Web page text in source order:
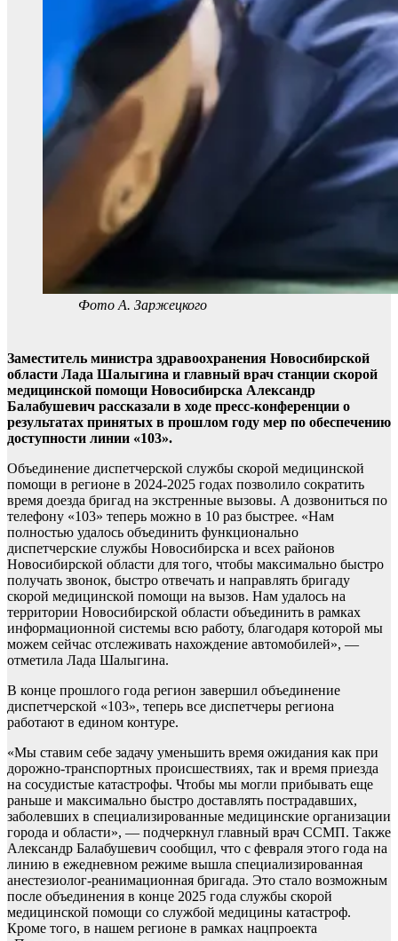
Фото А. Заржецкого
Заместитель министра здравоохранения Новосибирской
области Лада Шалыгина и главный врач станции скорой
медицинской помощи Новосибирска Александр
Балабушевич рассказали в ходе пресс-конференции о
результатах принятых в прошлом году мер по обеспечению
доступности линии «103».
Объединение диспетчерской службы скорой медицинской
помощи в регионе в 2024-2025 годах позволило сократить
время доезда бригад на экстренные вызовы. А дозвониться по
телефону «103» теперь можно в 10 раз быстрее. «Нам
полностью удалось объединить функционально
диспетчерские службы Новосибирска и всех районов
Новосибирской области для того, чтобы максимально быстро
получать звонок, быстро отвечать и направлять бригаду
скорой медицинской помощи на вызов. Нам удалось на
территории Новосибирской области объединить в рамках
информационной системы всю работу, благодаря которой мы
можем сейчас отслеживать нахождение автомобилей», —
отметила Лада Шалыгина.
В конце прошлого года регион завершил объединение
диспетчерской «103», теперь все диспетчеры региона
работают в едином контуре.
«Мы ставим себе задачу уменьшить время ожидания как при
дорожно-транспортных происшествиях, так и время приезда
на сосудистые катастрофы. Чтобы мы могли прибывать еще
раньше и максимально быстро доставлять пострадавших,
заболевших в специализированные медицинские организации
города и области», — подчеркнул главный врач ССМП. Также
Александр Балабушевич сообщил, что с февраля этого года на
линию в ежедневном режиме вышла специализированная
анестезиолог-реанимационная бригада. Это стало возможным
после объединения в конце 2025 года службы скорой
медицинской помощи со службой медицины катастроф.
Кроме того, в нашем регионе в рамках нацпроекта